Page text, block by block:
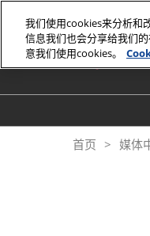
接
跳
转
容
首页 媒体
我们使用cookies来分析和
信息我们也会分享给我们
意我们使用cookies。